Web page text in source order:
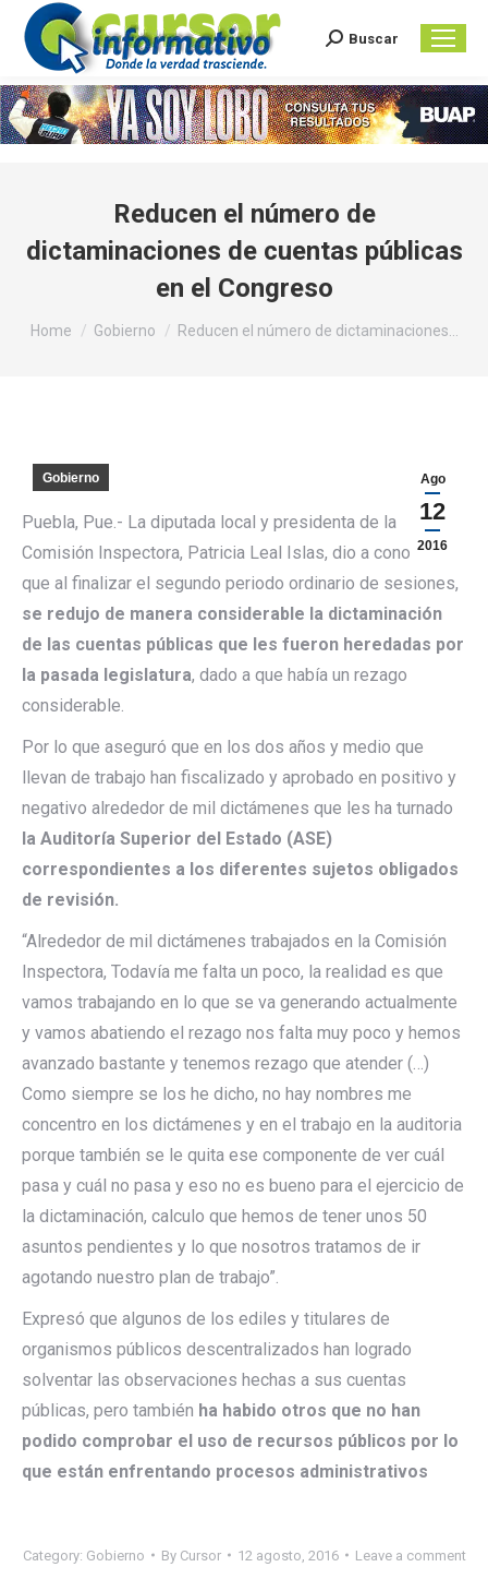
Search:
Buscar
Reducen el número de
dictaminaciones de cuentas públicas
en el Congreso
You are here:
Home Gobierno Reducen el número de dictaminaciones…
Ago
12
2016
Gobierno
Puebla, Pue.- La diputada local y presidenta de la
Comisión Inspectora, Patricia Leal Islas, dio a conocer
que al finalizar el segundo periodo ordinario de sesiones,
se redujo de manera considerable la dictaminación
de las cuentas públicas que les fueron heredadas por
la pasada legislatura, dado a que había un rezago
considerable.
Por lo que aseguró que en los dos años y medio que
llevan de trabajo han fiscalizado y aprobado en positivo y
negativo alrededor de mil dictámenes que les ha turnado
la Auditoría Superior del Estado (ASE)
correspondientes a los diferentes sujetos obligados
de revisión.
“Alrededor de mil dictámenes trabajados en la Comisión
Inspectora, Todavía me falta un poco, la realidad es que
vamos trabajando en lo que se va generando actualmente
y vamos abatiendo el rezago nos falta muy poco y hemos
avanzado bastante y tenemos rezago que atender (…)
Como siempre se los he dicho, no hay nombres me
concentro en los dictámenes y en el trabajo en la auditoria
porque también se le quita ese componente de ver cuál
pasa y cuál no pasa y eso no es bueno para el ejercicio de
la dictaminación, calculo que hemos de tener unos 50
asuntos pendientes y lo que nosotros tratamos de ir
agotando nuestro plan de trabajo”.
Expresó que algunos de los ediles y titulares de
organismos públicos descentralizados han logrado
solventar las observaciones hechas a sus cuentas
públicas, pero también ha habido otros que no han
podido comprobar el uso de recursos públicos por lo
que están enfrentando procesos administrativos
Category: Gobierno By Cursor 12 agosto, 2016 Leave a comment